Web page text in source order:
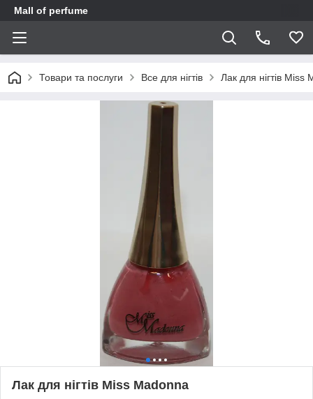
Mall of perfume
Товари та послуги Все для нігтів Лак для нігтів Miss
Лак для нігтів Miss Madonna